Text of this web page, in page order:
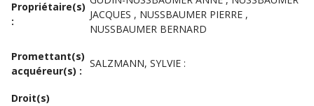
Propriétaire(s)
:
JACQUES , NUSSBAUMER PIERRE ,
NUSSBAUMER BERNARD
Promettant(s)
acquéreur(s) :
SALZMANN, SYLVIE :
Droit(s)